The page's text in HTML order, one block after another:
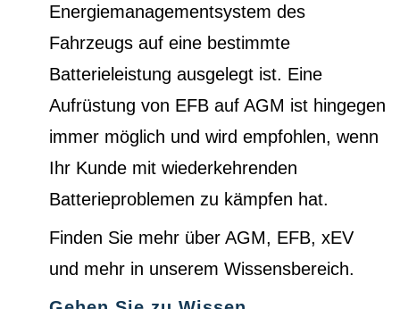
Energiemanagementsystem des
Fahrzeugs auf eine bestimmte
Batterieleistung ausgelegt ist. Eine
Aufrüstung von EFB auf AGM ist hingegen
immer möglich und wird empfohlen, wenn
Ihr Kunde mit wiederkehrenden
Batterieproblemen zu kämpfen hat.
Finden Sie mehr über AGM, EFB, xEV
und mehr in unserem Wissensbereich.